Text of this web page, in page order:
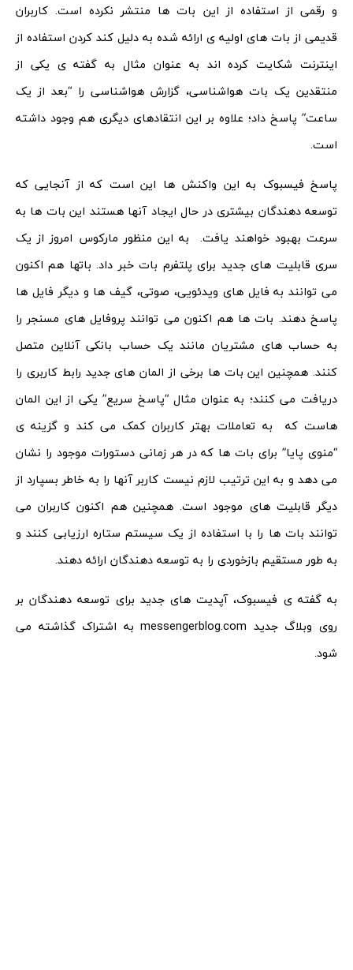
و رقمی از استفاده از این بات ها منتشر نکرده است. کاربران
قدیمی از بات های اولیه ی ارائه شده به دلیل کند کردن استفاده از
اینترنت شکایت کرده اند به عنوان مثال به گفته ی یکی از
منتقدین یک بات هواشناسی، گزارش هواشناسی را “بعد از یک
ساعت” پاسخ داد؛ علاوه بر این انتقادهای دیگری هم وجود داشته
است.
پاسخ فیسبوک به این واکنش ها این است که از آنجایی که
توسعه دهندگان بیشتری در حال ایجاد آنها هستند این بات ها به
سرعت بهبود خواهند یافت. به این منظور مارکوس امروز از یک
سری قابلیت های جدید برای پلتفرم بات خبر داد. باتها هم اکنون
می توانند به فایل های ویدئویی، صوتی، گیف ها و دیگر فایل ها
پاسخ دهند. بات ها هم اکنون می توانند پروفایل های مسنجر را
به حساب های مشتریان مانند یک حساب بانکی آنلاین متصل
کنند. همچنین این بات ها برخی از المان های جدید رابط کاربری را
دریافت می کنند؛ به عنوان مثال “پاسخ سریع” یکی از این المان
هاست که به تعاملات بهتر کاربران کمک می کند و گزینه ی
“منوی پایا” برای بات ها که در هر زمانی دستورات موجود را نشان
می دهد و به این ترتیب لازم نیست کاربر آنها را به خاطر بسپارد از
دیگر قابلیت های موجود است. همچنین هم اکنون کاربران می
توانند بات ها را با استفاده از یک سیستم ستاره ارزیابی کنند و
به طور مستقیم بازخوردی را به توسعه دهندگان ارائه دهند.
به گفته ی فیسبوک، آپدیت های جدید برای توسعه دهندگان بر
روی وبلاگ جدید messengerblog.com به اشتراک گذاشته می
شود.